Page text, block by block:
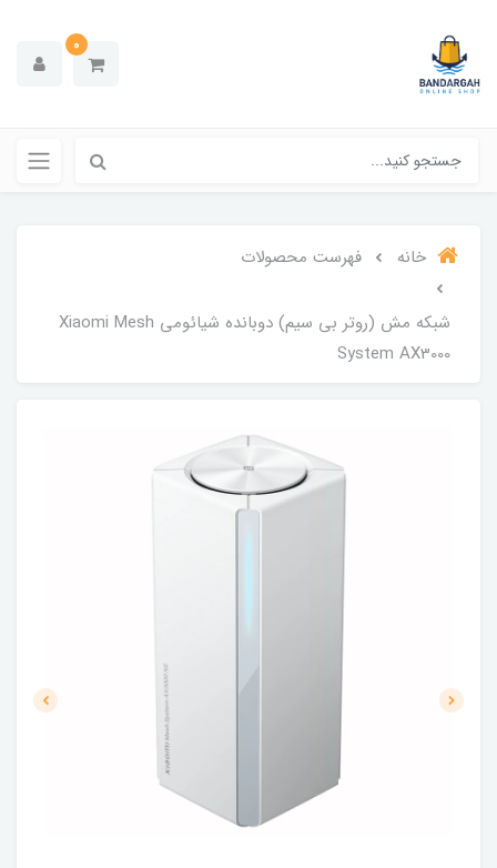
0
خانه فهرست محصولات
شبکه مش (روتر بی سیم) دوبانده شیائومی Xiaomi Mesh
System AX3000